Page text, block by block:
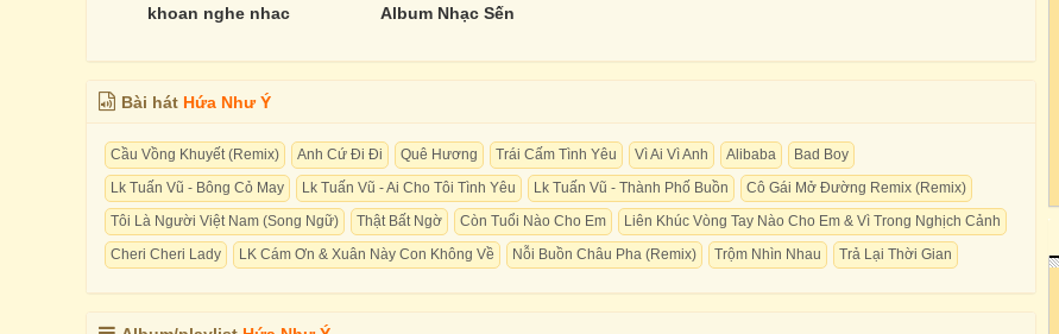
khoan nghe nhac Album Nhạc Sến
Bài hát Hứa Như Ý
Cầu Vồng Khuyết (Remix) Anh Cứ Đi Đi Quê Hương Trái Cấm Tình Yêu Vì Ai Vì Anh Alibaba
Bad Boy
Lk Tuấn Vũ - Bông Cỏ May
Lk Tuấn Vũ - Ai Cho Tôi Tình Yêu Lk Tuấn Vũ - Thành Phố Buồn
Cô Gái Mở Đường Remix (Remix)
Tôi Là Người Việt Nam (Song Ngữ)
Thật Bất Ngờ Còn Tuổi Nào Cho Em
Liên Khúc Vòng Tay Nào Cho Em & Vì Trong Nghịch Cảnh
Cheri Cheri Lady
LK Cám Ơn & Xuân Này Con Không Về Nỗi Buồn Châu Pha (Remix) Trộm Nhìn Nhau Trả Lại Thời Gian